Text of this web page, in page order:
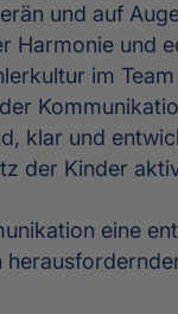
und auf
Harmonie und
im
klar und
der Kinder
eine